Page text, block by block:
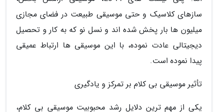
سازهای کلاسیک و حتی موسیقی طبیعت در فضای مجازی
میلیون ها بار پخش شده اند و نسل نو که به کار و تحصیل
دیجیتالی عادت نموده، با این موسیقی ها ارتباط عمیقی
پیدا نموده است.
تأثیر موسیقی بی کلام بر تمرکز و یادگیری
یکی از مهم ترین دلایل رشد محبوبیت موسیقی بی کلام،